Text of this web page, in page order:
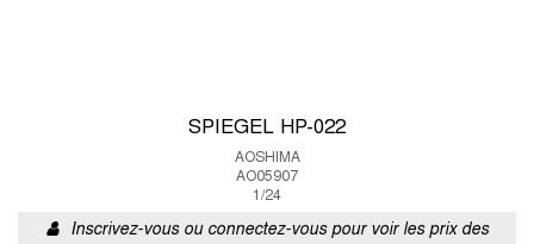
SPIEGEL HP-022
AOSHIMA
AO05907
1/24
Inscrivez-vous ou connectez-vous pour voir les prix des